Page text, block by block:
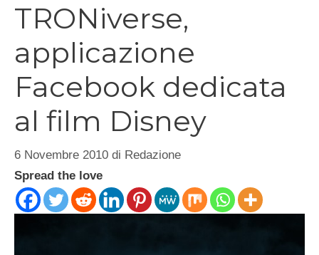
TRONiverse,
applicazione
Facebook dedicata
al film Disney
6 Novembre 2010 di Redazione
Spread the love